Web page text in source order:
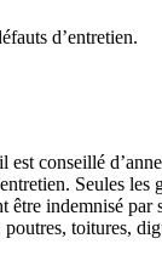
d’entretien.
conseillé
Seules
indemnisé par
toitures,